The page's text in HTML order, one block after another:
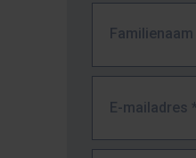
Familienaam
E-mailadres *